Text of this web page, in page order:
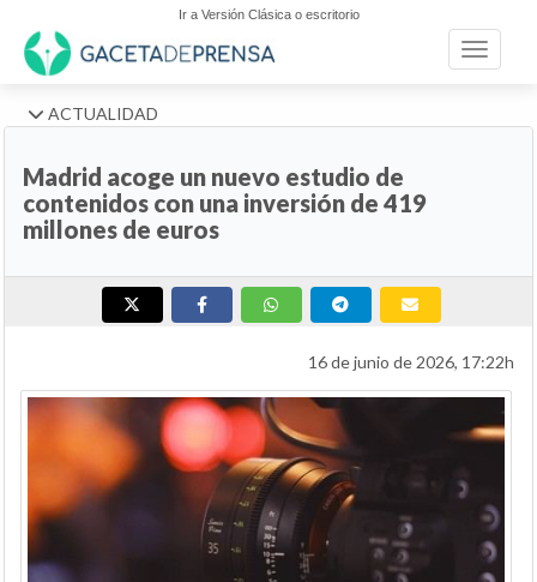
Ir a Versión Clásica o escritorio
Toggle
ACTUALIDAD
Madrid acoge un nuevo estudio de
contenidos con una inversión de 419
millones de euros
16 de junio de 2026, 17:22h